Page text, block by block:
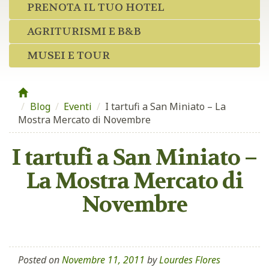
PRENOTA IL TUO HOTEL
AGRITURISMI E B&B
MUSEI E TOUR
Blog / Eventi / I tartufi a San Miniato – La
Mostra Mercato di Novembre
I tartufi a San Miniato –
La Mostra Mercato di
Novembre
Posted onNovembre 11, 2011 byLourdes Flores